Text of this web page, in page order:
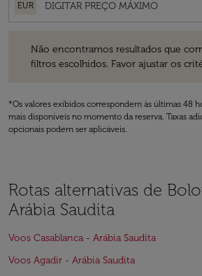
EUR
Não encontramos resultados que
filtros escolhidos. Favor ajustar os
*Os valores exibidos correspondem às últimas 48
mais disponíveis no momento da reserva. Taxas
opcionais podem ser aplicáveis.
Rotas alternativas de
Arábia Saudita
Voos Casablanca - Arábia Saudita
Voos Agadir - Arábia Saudita